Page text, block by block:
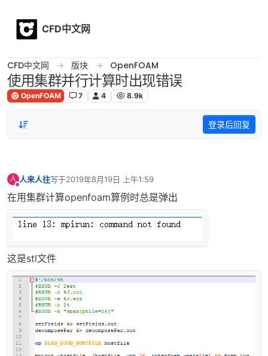
CFD中文网
CFD中文网 版块 OpenFOAM
使用集群并行计算时出现错误
OpenFOAM 7 4 8.9k
登录后回复
人
离线
人来人往写于2019年8月19日 上午1:59
最后由 编辑
在用集群计算openfoam算例时总是弹出
这是stl文件